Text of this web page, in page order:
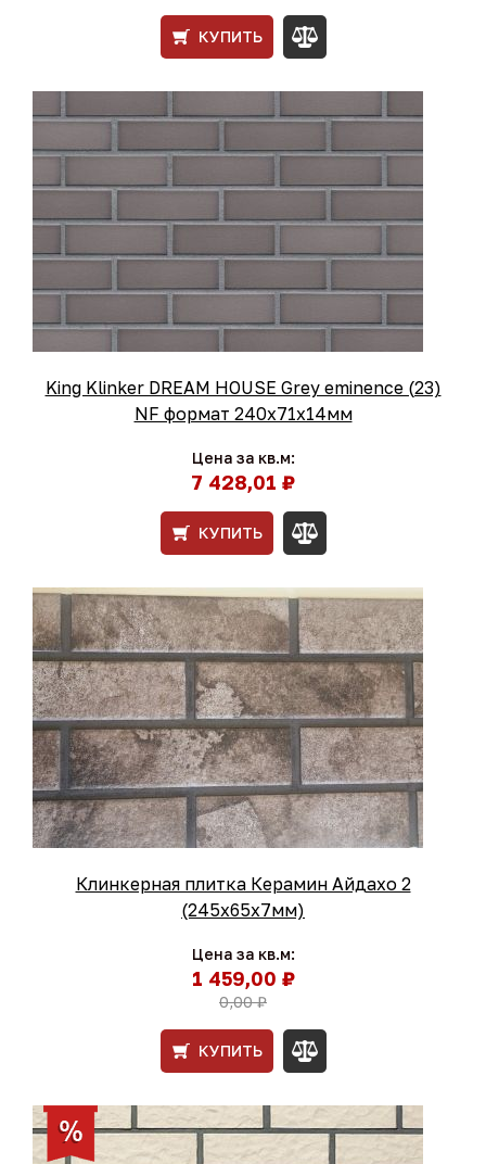
КУПИТЬ
King Klinker DREAM HOUSE Grey eminence (23)
NF формат 240x71x14мм
Цена за кв.м:
7 428,01 ₽
КУПИТЬ
Клинкерная плитка Керамин Айдахо 2
(245x65x7мм)
Цена за кв.м:
1 459,00 ₽
0,00 ₽
КУПИТЬ